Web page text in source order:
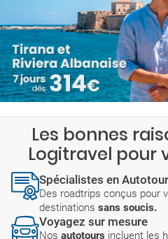
Les bonnes
Logitravel pour
Spécialistes en
Des roadtrips conçus pour
destinations sans soucis.
Voyagez sur mesure
Nos autotours incluent les